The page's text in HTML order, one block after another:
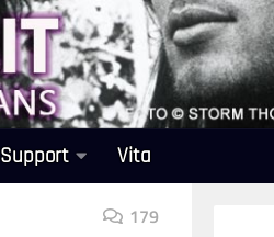
Support Vita
179